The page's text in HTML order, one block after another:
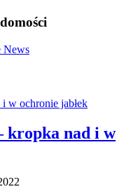
News
kropka nad i w